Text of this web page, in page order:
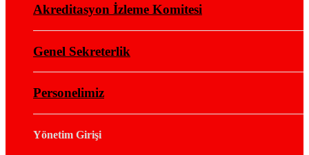
Akreditasyon İzleme Komitesi
Genel Sekreterlik
Personelimiz
Yönetim Girişi